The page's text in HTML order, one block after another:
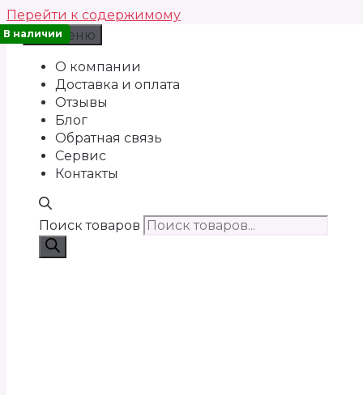
Перейти к содержимому
Меню
О компании
Доставка и оплата
Отзывы
Блог
Обратная связь
Сервис
Контакты
Поиск товаров
В наличии